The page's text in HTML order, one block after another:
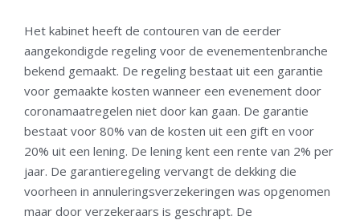
Het kabinet heeft de contouren van de eerder
aangekondigde regeling voor de evenementenbranche
bekend gemaakt. De regeling bestaat uit een garantie
voor gemaakte kosten wanneer een evenement door
coronamaatregelen niet door kan gaan. De garantie
bestaat voor 80% van de kosten uit een gift en voor
20% uit een lening. De lening kent een rente van 2% per
jaar. De garantieregeling vervangt de dekking die
voorheen in annuleringsverzekeringen was opgenomen
maar door verzekeraars is geschrapt. De